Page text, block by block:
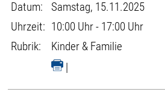
Datum:
Samstag, 15.11.2025
Uhrzeit: 10:00 Uhr - 17:00 Uhr
Rubrik:
Kinder & Familie
|